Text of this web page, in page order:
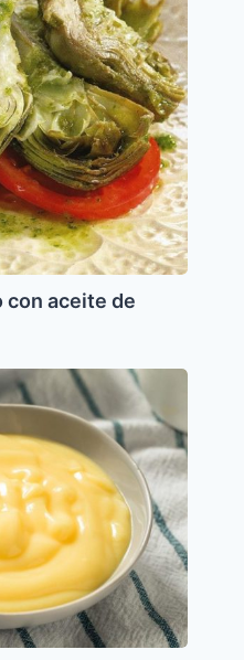
con aceite de